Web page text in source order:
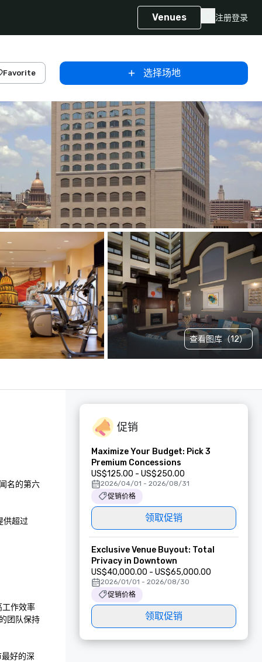
Venues 注册登录
Favorite 选择场地
查看图库（12）
名的第六
供超过
工作效率
团队保持
好的深
促销
Maximize Your Budget: Pick 3
Premium Concessions
US$125.00 - US$250.00
2026/04/01 - 2026/08/31
促销价格
领取促销
Exclusive Venue Buyout: Total
Privacy in Downtown
US$40,000.00 - US$65,000.00
2026/01/01 - 2026/08/30
促销价格
领取促销